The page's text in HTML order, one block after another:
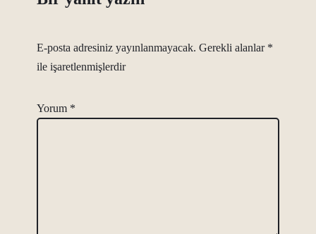
E-posta adresiniz yayınlanmayacak. Gerekli alanlar *
ile işaretlenmişlerdir
Yorum *